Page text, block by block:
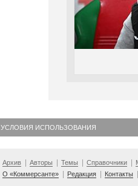
УСЛОВИЯ ИСПОЛЬЗОВАНИЯ
Архив Авторы Темы Справочники
О «Коммерсанте»
Редакция Контакты